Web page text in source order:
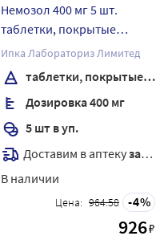
Немозол 400 мг 5 шт.
таблетки, покрытые
пленочной оболочкой
Ипка Лабораториз Лимитед
таблетки, покрытые пленочной оболочкой
Дозировка 400 мг
5 шт в уп.
Доставим в аптекузавтра
В наличии
Цена: 964.58 4
926₽